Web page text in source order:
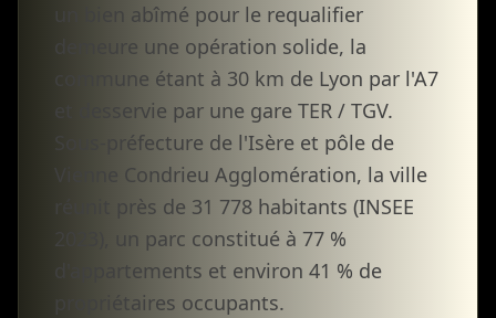
un bien abîmé pour le requalifier
demeure une opération solide, la
commune étant à 30 km de Lyon par l'A7
et desservie par une gare TER / TGV.
Sous-préfecture de l'Isère et pôle de
Vienne Condrieu Agglomération, la ville
réunit près de 31 778 habitants (INSEE
2023), un parc constitué à 77 %
d'appartements et environ 41 % de
propriétaires occupants.